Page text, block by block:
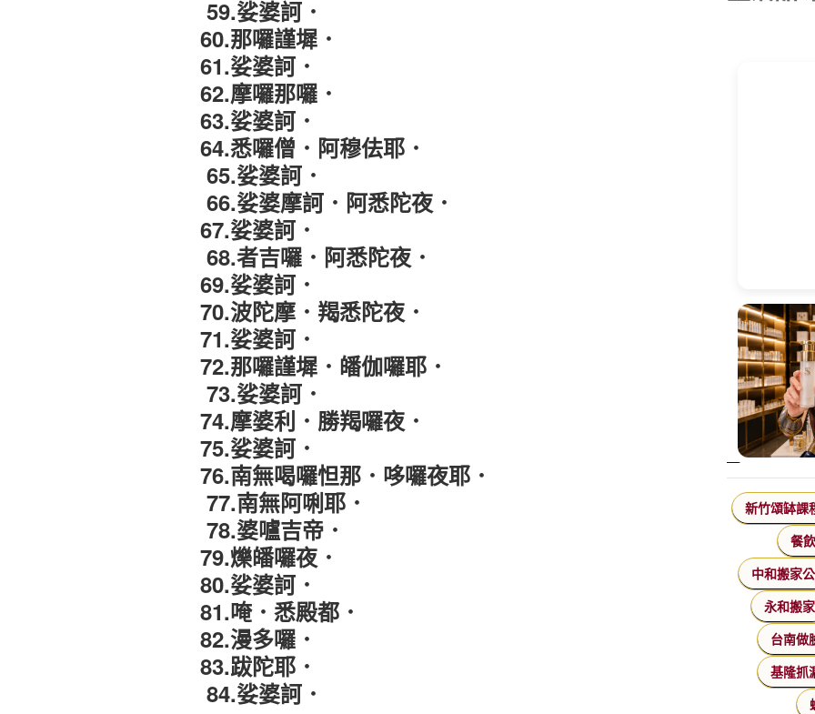
59.娑婆訶．
60.那囉謹墀．
61.娑婆訶．
62.摩囉那囉．
63.娑婆訶．
64.悉囉僧 ． 阿穆佉耶 ．
65.娑婆訶．
66.娑婆摩訶 ． 阿悉陀夜．
67.娑婆訶．
68.者吉囉 ． 阿悉陀夜．
69.娑婆訶．
70.波陀摩 ． 羯悉陀夜．
71.娑婆訶．
72.那囉謹墀 ． 皤伽囉耶．
73.娑婆訶．
74.摩婆利 ． 勝羯囉夜．
75.娑婆訶．
76.南無喝囉怛那 ． 哆囉夜耶 ．
77.南無阿唎耶．
78.婆嚧吉帝．
79.爍皤囉夜．
80.娑婆訶．
81.唵． 悉殿都．
82.漫多囉．
83.跋陀耶 ．
84.娑婆訶．
新竹頌缽課
餐
中和搬家
永和搬家
台南做
基隆抓